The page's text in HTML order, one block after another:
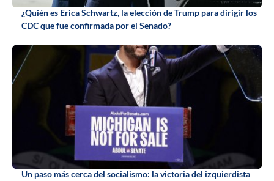
¿Quién es Erica Schwartz, la elección de Trump para dirigir los
CDC que fue confirmada por el Senado?
Un paso más cerca del socialismo: la victoria del izquierdista